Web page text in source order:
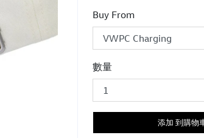
Buy From
數量
添加 到購物